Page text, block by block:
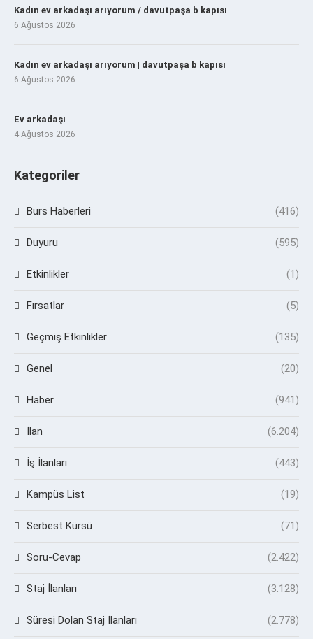
Kadın ev arkadaşı arıyorum / davutpaşa b kapısı
6 Ağustos 2026
Kadın ev arkadaşı arıyorum | davutpaşa b kapısı
6 Ağustos 2026
Ev arkadaşı
4 Ağustos 2026
Kategoriler
Burs Haberleri (416)
Duyuru (595)
Etkinlikler (1)
Fırsatlar (5)
Geçmiş Etkinlikler (135)
Genel (20)
Haber (941)
İlan (6.204)
İş İlanları (443)
Kampüs List (19)
Serbest Kürsü (71)
Soru-Cevap (2.422)
Staj İlanları (3.128)
Süresi Dolan Staj İlanları (2.778)